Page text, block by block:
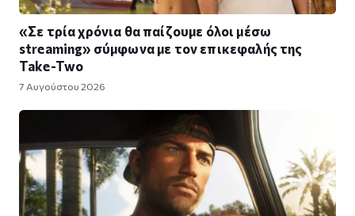
«Σε τρία χρόνια θα παίζουμε όλοι μέσω
streaming» σύμφωνα με τον επικεφαλής της
Take-Two
7 Αυγούστου 2026